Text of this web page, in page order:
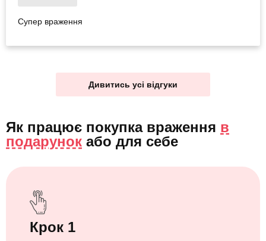
Супер враження
Дивитись усі відгуки
Як працює покупка враження в
подарунок або для себе
Крок 1